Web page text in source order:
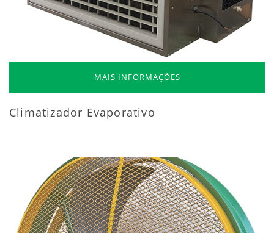
MAIS INFORMAÇÕES
Climatizador Evaporativo